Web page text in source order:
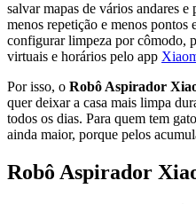
salvar mapas de vários andares
menos repetição e menos pontos
configurar limpeza por cômodo,
virtuais e horários pelo app
Por isso, o Robô Aspirador
quer deixar a casa mais limpa
todos os dias. Para quem tem
ainda maior, porque pelos
Robô Aspirador